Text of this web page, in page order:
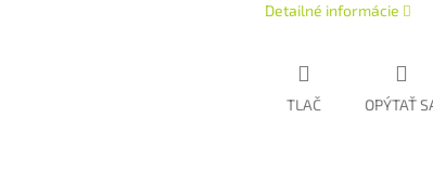
Detailné informácie
TLAČ OPÝTAŤ